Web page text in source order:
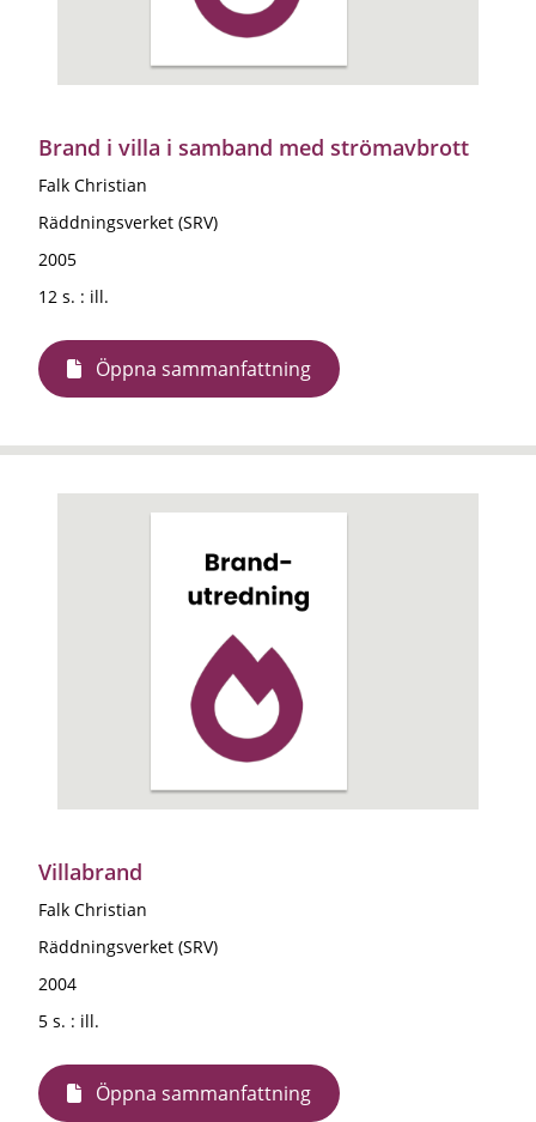
Brand i villa i samband med strömavbrott
Falk Christian
Räddningsverket (SRV)
2005
12 s. : ill.
Öppna sammanfattning
Villabrand
Falk Christian
Räddningsverket (SRV)
2004
5 s. : ill.
Öppna sammanfattning